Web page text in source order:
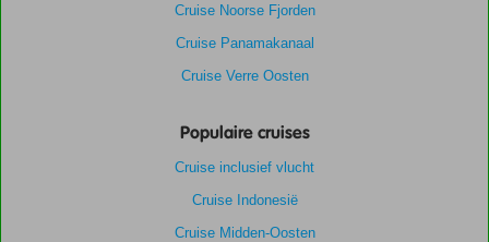
Cruise Noorse Fjorden
Cruise Panamakanaal
Cruise Verre Oosten
Populaire cruises
Cruise inclusief vlucht
Cruise Indonesië
Cruise Midden-Oosten